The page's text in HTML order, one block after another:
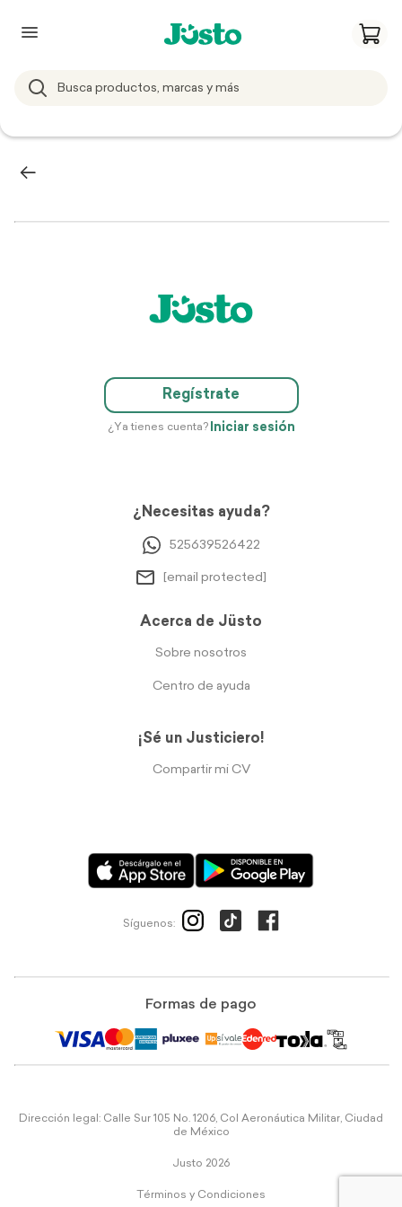
Regístrate
¿Ya tienes cuenta? Iniciar sesión
¿Necesitas ayuda?
525639526422
[email protected]
Acerca de Jüsto
Sobre nosotros
Centro de ayuda
¡Sé un Justiciero!
Compartir mi CV
Síguenos:
Formas de pago
Dirección legal: Calle Sur 105 No. 1206, Col Aeronáutica Militar, Ciudad
de México
Justo 2026
Términos y Condiciones